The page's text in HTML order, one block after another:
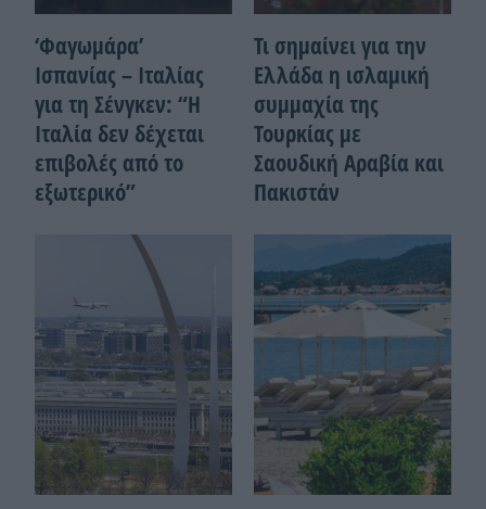
‘Φαγωμάρα’
Ισπανίας – Ιταλίας
για τη Σένγκεν: “Η
Ιταλία δεν δέχεται
επιβολές από το
εξωτερικό”
Τι σημαίνει για την
Ελλάδα η ισλαμική
συμμαχία της
Τουρκίας με
Σαουδική Αραβία και
Πακιστάν